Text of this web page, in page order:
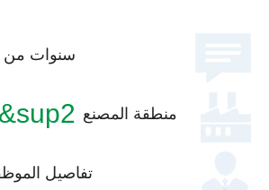
سنوات من
منطقة المصنع
تفاصيل